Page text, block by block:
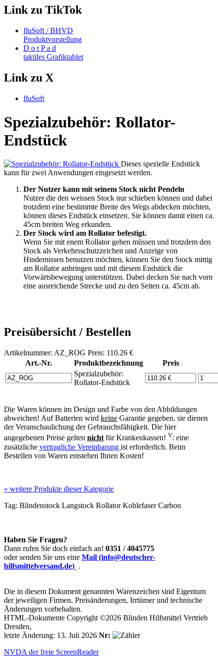
Link zu TikTok
fluSoft / BHVD
Produktvorstellung
D o t P a d
taktiles Grafiktablet
Link zu X
fluSoft
Spezialzubehör: Rollator-
Endstück
Dieses spezielle Endstück
kann für zwei Anwendungen eingesetzt werden.
Der Nutzer kann mit seinem Stock nicht Pendeln
Nutzer die den weissen Stock nur schieben können und dabei
trotzdem eine bestimmte Breite des Wegs abdecken möchten,
können dieses Endstück einsetzen. Sie können damit einen ca.
45cm breiten Weg erkunden.
Der Stock wird am Rollator befestigt.
Wenn Sie mit enem Rollator gehen müssen und trotzdem den
Stock als Verkehrsschutzzeichen und Anzeige von
Hindernissen benutzen möchten, können Sie den Stock mittig
am Rollator anbringen und mit diesem Endstück die
Vorwärtsbewegung unterstützen. Dabei decken Sie nach vorn
eine ausreichende Strecke und zu den Seiten ca. 45cm ab.
Preisübersicht / Bestellen
Artikelnummer: AZ_ROG Preis: 110.26 €
Art.-Nr.
Produktbezeichnung
Preis
Spezialzubehör:
Rollator-Endstück
Die Waren können im Design und Farbe von den Abbildungen
abweichen! Auf Batterien wird keine Garantie gegeben, sie dienen
der Veranschaulichung der Gebrauchsfähigkeit. Die hier
angegebenen Preise gelten nichtfür Krankenkassen! V: eine
zusätzliche vertragliche Vereinbarung ist erforderlich. Beim
Bestellen von Waren entstehen Ihnen Kosten!
» weitere Produkte dieser Kategorie
Tag: Blindenstock Langstock RollatorKohlefaserCarbon
Haben Sie Fragen?
Dann rufen Sie doch einfach an! 0351 / 4045775
oder senden Sie uns eine Mail (info@deutscher-
hilfsmittelversand.de) .
Die in diesem Dokument genannten Warenzeichen sind Eigentum
der jeweiligen Firmen. Preisänderungen, Irrtümer und technische
Änderungen vorbehalten.
HTML-Dokumente Copyright ©2026 Blinden Hilfsmittel Vertrieb
Dresden,
letzte Änderung: 13. Juli 2026 Nr:
NVDA der freie ScreenReader